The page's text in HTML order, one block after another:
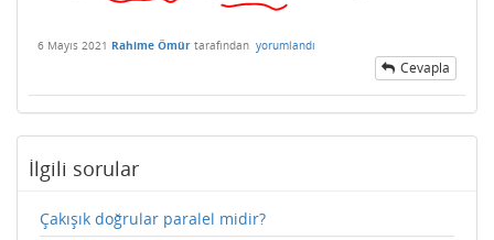
6 Mayıs 2021 Rahime Ömür tarafından yorumlandı
Cevapla
İlgili sorular
Çakışık doğrular paralel midir?